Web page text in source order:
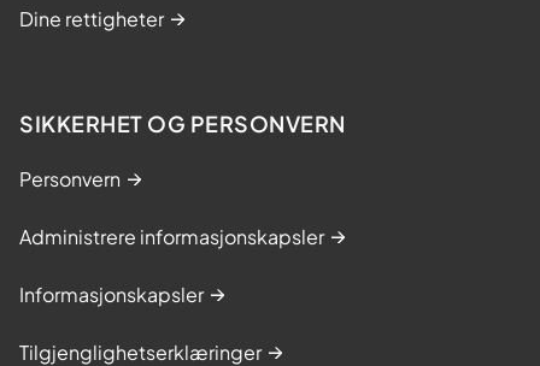
Dine rettigheter
SIKKERHET OG PERSONVERN
Personvern
Administrere informasjonskapsler
Informasjonskapsler
Tilgjenglighetserklæringer